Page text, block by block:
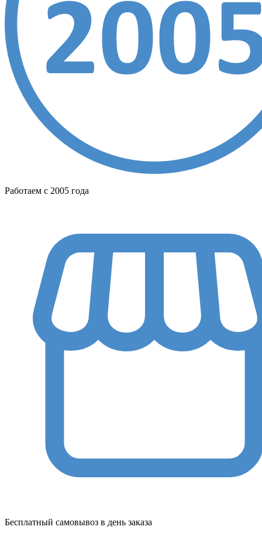
Работаем с 2005 года
Бесплатный самовывоз в день заказа